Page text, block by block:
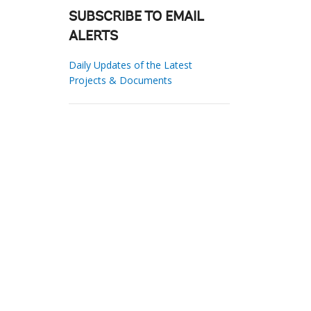
SUBSCRIBE TO EMAIL
ALERTS
Daily Updates of the Latest
Projects & Documents